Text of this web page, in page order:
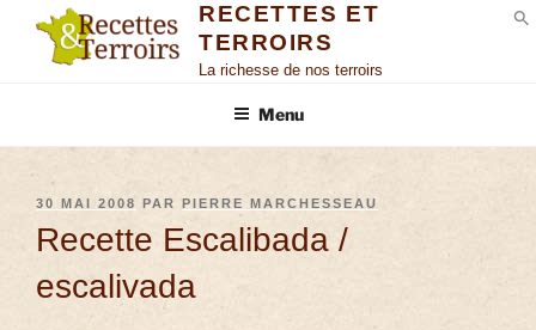
RECETTES ET
TERROIRS
La richesse de nos terroirs
Menu
30 MAI 2008 PAR PIERRE MARCHESSEAU
Recette Escalibada /
escalivada